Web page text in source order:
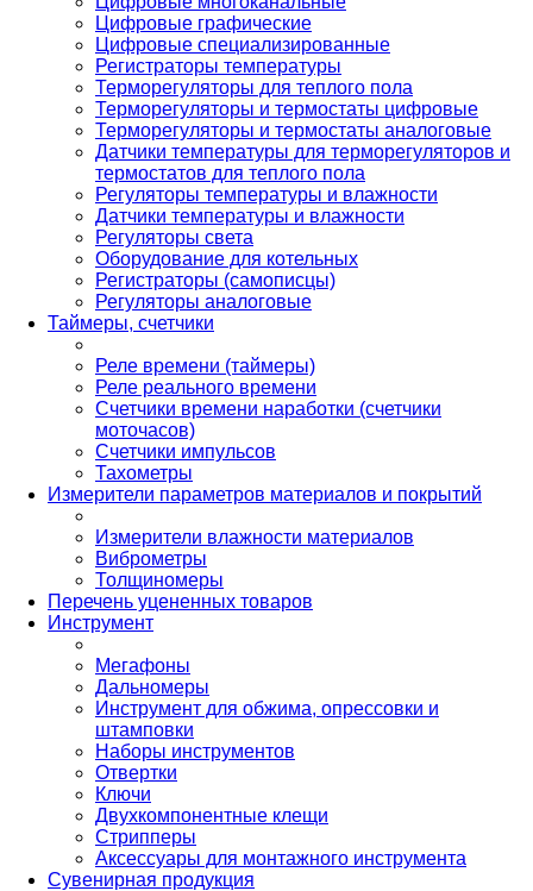
Цифровые графические
Цифровые специализированные
Регистраторы температуры
Терморегуляторы для теплого пола
Терморегуляторы и термостаты цифровые
Терморегуляторы и термостаты аналоговые
Датчики температуры для терморегуляторов и
термостатов для теплого пола
Регуляторы температуры и влажности
Датчики температуры и влажности
Регуляторы света
Оборудование для котельных
Регистраторы (самописцы)
Регуляторы аналоговые
Таймеры, счетчики
Реле времени (таймеры)
Реле реального времени
Счетчики времени наработки (счетчики
моточасов)
Счетчики импульсов
Тахометры
Измерители параметров материалов и покрытий
Измерители влажности материалов
Виброметры
Толщиномеры
Перечень уцененных товаров
Инструмент
Мегафоны
Дальномеры
Инструмент для обжима, опрессовки и
штамповки
Наборы инструментов
Отвертки
Ключи
Двухкомпонентные клещи
Стрипперы
Аксессуары для монтажного инструмента
Сувенирная продукция